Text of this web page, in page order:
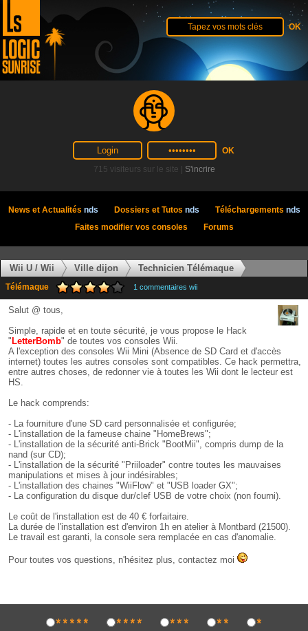
715 visiteurs sur le site | S'incrire
News et Actualités nds Dossiers et Tutos nds Téléchargements nds
Faites modifier vos consoles
Forums
Wii U / Wii Ville dijon Technicien Télémaque
Télémaque 1 commentaires wii
Salut @ tous,
Simple, rapide et en toute sécurité, je vous propose le Hack
" LetterBomb" de toutes vos consoles Wii.
A l'exception des consoles Wii Mini (Absence de SD Card et d'accès
internet) toutes les autres consoles sont compatibles. Ce hack permettra,
entre autres choses, de redonner vie à toutes les Wii dont le lecteur est
HS.
Le hack comprends:
- La fourniture d'une SD card personnalisée et configurée;
- L'installation de la fameuse chaine "HomeBrews";
- L'installation de la sécurité anti-Brick "BootMii", compris dump de la
nand (sur CD);
- L'installation de la sécurité "Priiloader" contre toutes les mauvaises
manipulations et mises à jour indésirables;
- L'installation des chaines "WiiFlow" et "USB loader GX";
- La configuration du disque dur/clef USB de votre choix (non fourni).
Le coût de l'installation est de 40 € forfaitaire.
La durée de l'installation est d'environ 1h en atelier à Montbard (21500).
Le travail est garanti, la console sera remplacée en cas d'anomalie.
Pour toutes vos questions, n'hésitez plus, contactez moi
***** **** *** ** *